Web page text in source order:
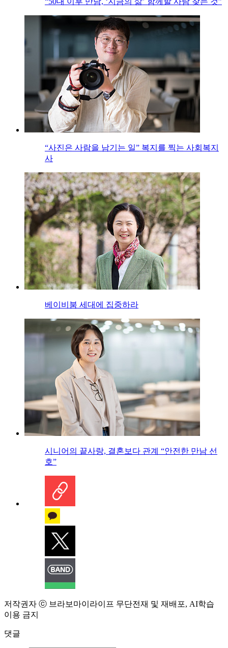
“사진은 사람을 남기는 일” 복지를 찍는 사회복지
사
베이비붐 세대에 집중하라
시니어의 끝사랑, 결혼보다 관계 “안전한 만남 선
호”
저작권자 ⓒ 브라보마이라이프 무단전재 및 재배포, AI학습
이용 금지
댓글